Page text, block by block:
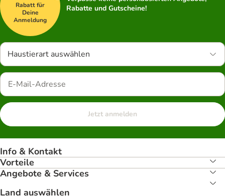
Rabatt für
Deine
Anmeldung
Rabatte und Gutscheine!
Haustierart auswählen
Jetzt anmelden
Info & Kontakt
Vorteile
Angebote & Services
Land auswählen